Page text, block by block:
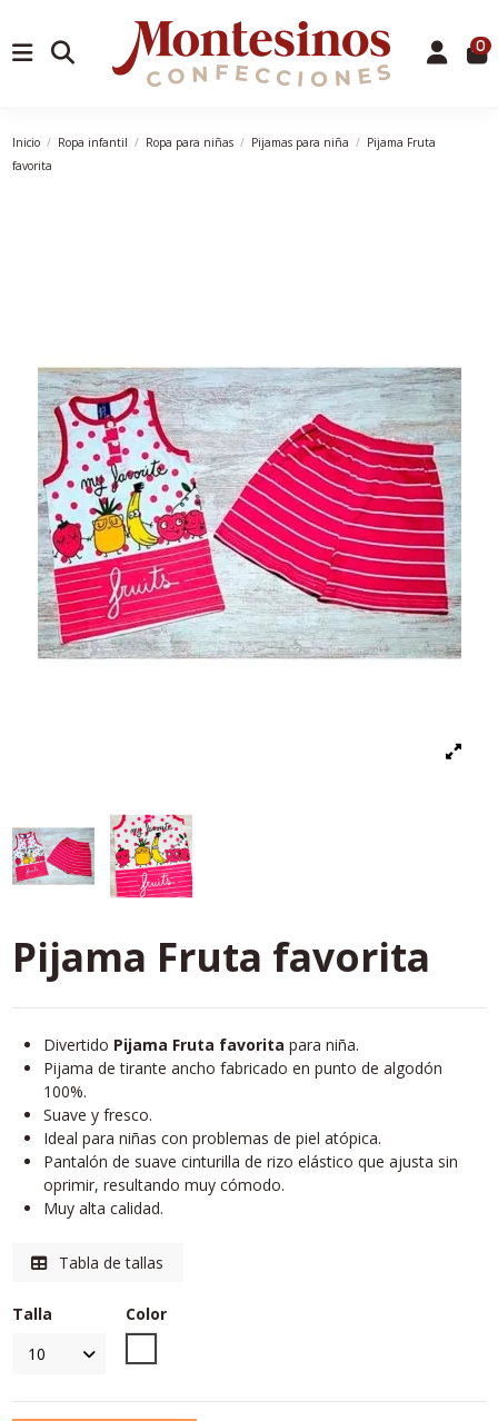
0
Inicio Ropa infantil Ropa para niñas Pijamas para niña
Pijama Fruta
favorita
Pijama Fruta favorita
Divertido Pijama Fruta favorita para niña.
Pijama de tirante ancho fabricado en punto de algodón
100%.
Suave y fresco.
Ideal para niñas con problemas de piel atópica.
Pantalón de suave cinturilla de rizo elástico que ajusta sin
oprimir, resultando muy cómodo.
Muy alta calidad.
Tabla de tallas
Talla
Color